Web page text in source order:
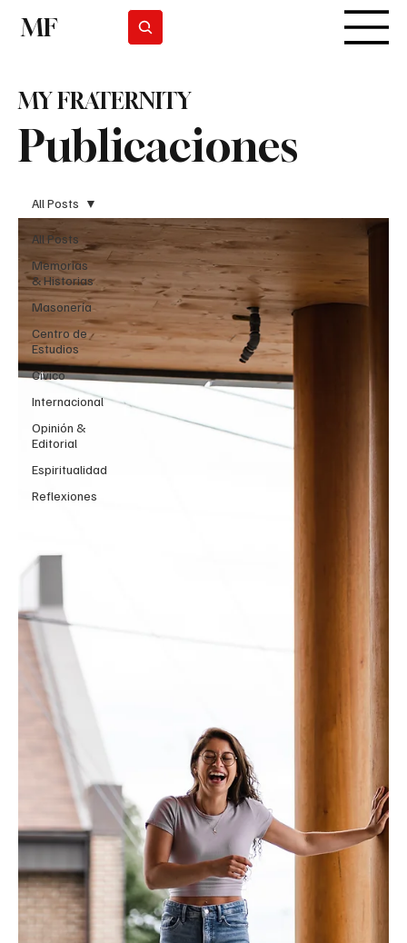
MF
Publicaciones
MY FRATERNITY
All Posts
Memorias
& Historias
Masonería
Centro de
Estudios
Cívico
Internacional
Opinión &
Editorial
Espiritualidad
Reflexiones
All Posts